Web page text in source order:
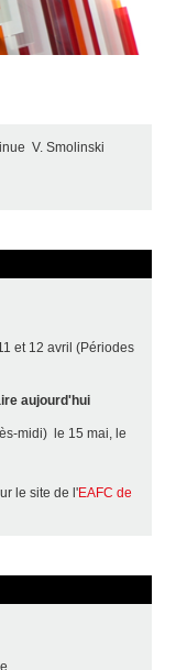
V. Smolinski
et 12 avril (Périodes
aujourd'hui
midi) le 15 mai, le
le site de l'EAFC de